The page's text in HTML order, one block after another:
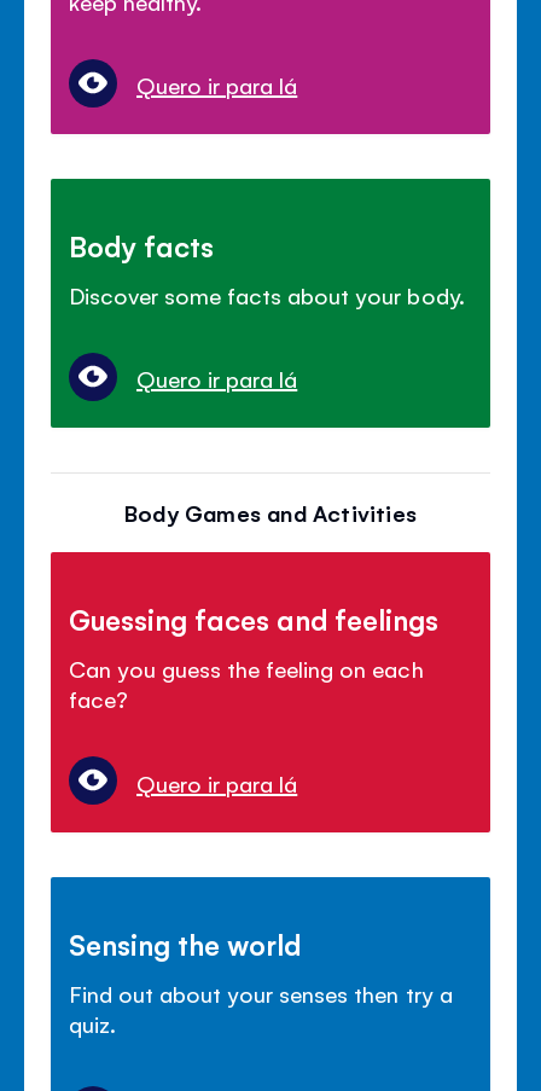
Quero ir para lá
Body facts
Discover some facts about your body.
Quero ir para lá
Body Games and Activities
Guessing faces and feelings
Can you guess the feeling on each
face?
Quero ir para lá
Sensing the world
Find out about your senses then try a
quiz.